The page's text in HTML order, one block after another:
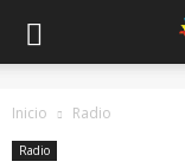
Inicio Radio
Radio